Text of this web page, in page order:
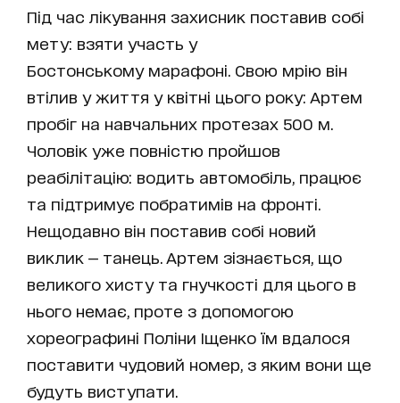
Під час лікування захисник поставив собі
мету: взяти участь у
Бостонському марафоні. Свою мрію він
втілив у життя у квітні цього року: Артем
пробіг на навчальних протезах 500 м.
Чоловік уже повністю пройшов
реабілітацію: водить автомобіль, працює
та підтримує побратимів на фронті.
Нещодавно він поставив собі новий
виклик — танець. Артем зізнається, що
великого хисту та гнучкості для цього в
нього немає, проте з допомогою
хореографині Поліни Іщенко їм вдалося
поставити чудовий номер, з яким вони ще
будуть виступати.